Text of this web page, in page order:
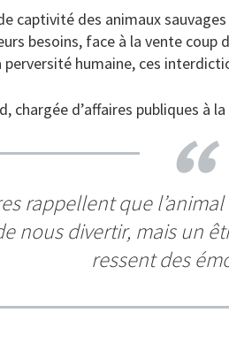
captivité des animaux
besoins, face à la vente
perversité humaine, ces
chargée d’affaires publiques à la
rappellent que
nous divertir, mais un
ressent des